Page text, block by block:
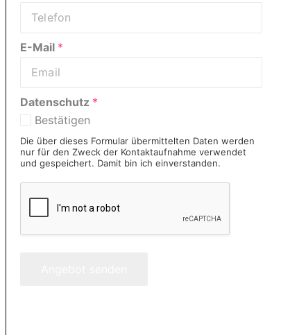
E-Mail *
Datenschutz *
Bestätigen
Die über dieses Formular übermittelten Daten werden
nur für den Zweck der Kontaktaufnahme verwendet
und gespeichert. Damit bin ich einverstanden.